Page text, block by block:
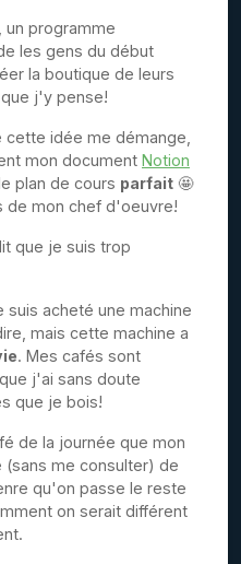
un programme
les gens du début
la boutique de leurs
que j'y pense!
cette idée me démange,
mon document Notion
plan de cours parfait 🤩
de mon chef d'oeuvre!
que je suis trop
suis acheté une machine
mais cette machine a
. Mes cafés sont
j'ai sans doute
que je bois!
de la journée que mon
me consulter) de
qu'on passe le reste
on serait différent